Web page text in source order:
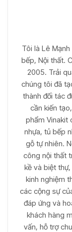
Tôi là Lê
bếp, Nội thất.
2005. Trải
chúng tôi đã
thành đối tác
cần kiến
phẩm Vinakit
nhựa, tủ bếp
gỗ tự nhiên.
công nội thất
kề và biệt
kinh nghiệm
các cộng sự
đáp ứng và
khách hàng
vấn, hỗ trợ